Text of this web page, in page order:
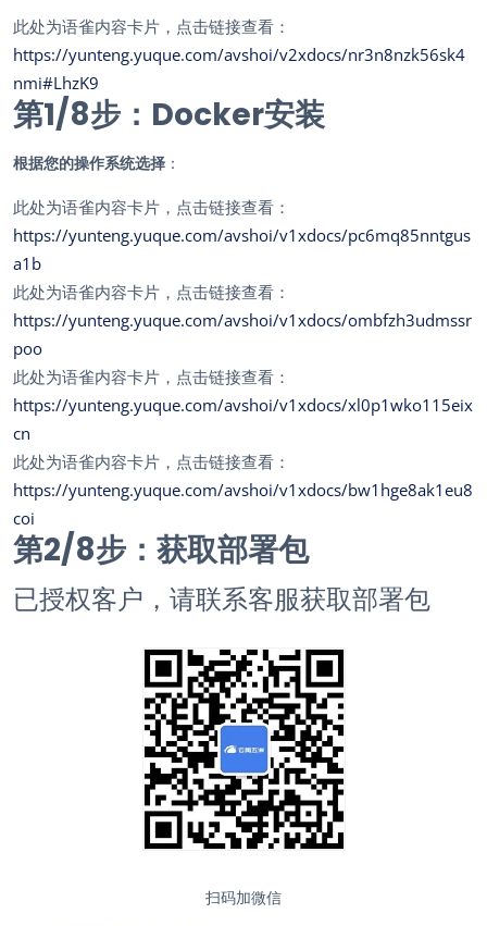
此处为语雀内容卡片，点击链接查看：
https://yunteng.yuque.com/avshoi/v2xdocs/nr3n8nzk56sk4
nmi#LhzK9
第1/8步：Docker安装
根据您的操作系统选择 ：
此处为语雀内容卡片，点击链接查看：
https://yunteng.yuque.com/avshoi/v1xdocs/pc6mq85nntgus
a1b
此处为语雀内容卡片，点击链接查看：
https://yunteng.yuque.com/avshoi/v1xdocs/ombfzh3udmssr
poo
此处为语雀内容卡片，点击链接查看：
https://yunteng.yuque.com/avshoi/v1xdocs/xl0p1wko115eix
cn
此处为语雀内容卡片，点击链接查看：
https://yunteng.yuque.com/avshoi/v1xdocs/bw1hge8ak1eu8
coi
第2/8步：获取部署包
已授权客户，请联系客服获取部署包
扫码加微信